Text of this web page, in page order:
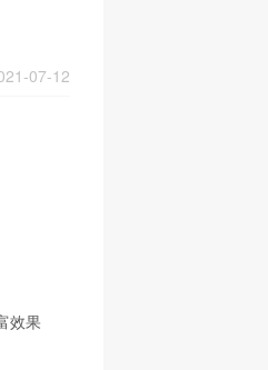
07-12
效果